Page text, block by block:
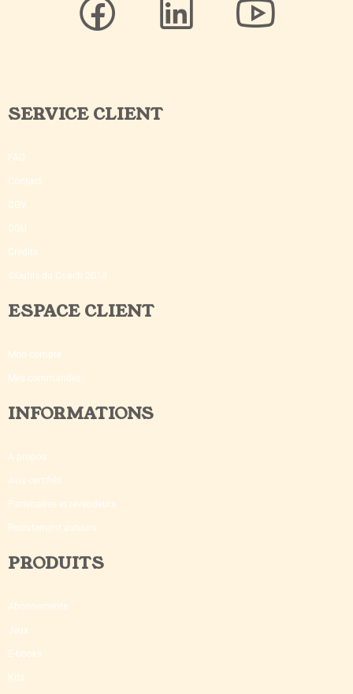
SERVICE CLIENT
FAQ
Contact
CGV
CGU
Crédits
©Outils du Coach 2018
ESPACE CLIENT
Mon compte
Mes commandes
INFORMATIONS
A propos
Avis certifiés
Partenaires et revendeurs
Recrutement auteurs
PRODUITS
Abonnements
Jeux
E-books
Kits